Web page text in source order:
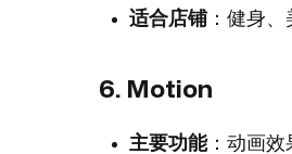
适合店铺：健身、
6. Motion
主要功能：动画效